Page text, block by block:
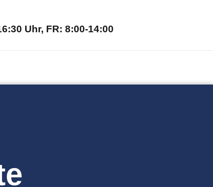
Uhr, FR: 8:00-14:00